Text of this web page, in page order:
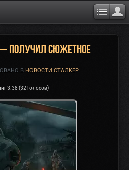
получил сюжетное
В НОВОСТИ СТАЛКЕР
3.38 (32 Голосов)